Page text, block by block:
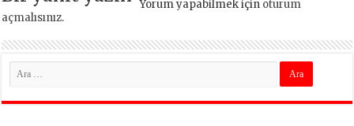
Yorum yapabilmek için oturum
açmalısınız.